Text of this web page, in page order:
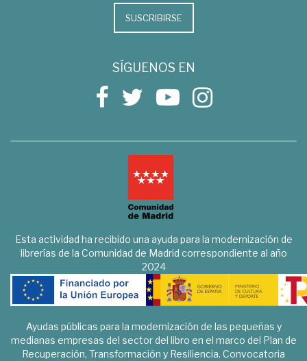
SUSCRIBIRSE
SÍGUENOS EN
Esta actividad ha recibido una ayuda para la modernización de
librerías de la Comunidad de Madrid correspondiente al año
2024
Ayudas públicas para la modernización de las pequeñas y
medianas empresas del sector del libro en el marco del Plan de
Recuperación, Transformación y Resiliencia. Convocatoria